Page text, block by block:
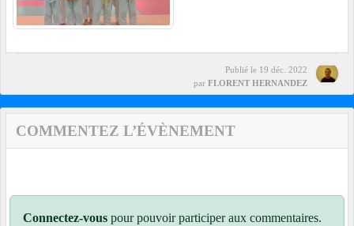
Publié le 19 déc. 2022
par FLORENT HERNANDEZ
COMMENTEZ L’ÉVÈNEMENT
Connectez-vous pour pouvoir participer aux commentaires.